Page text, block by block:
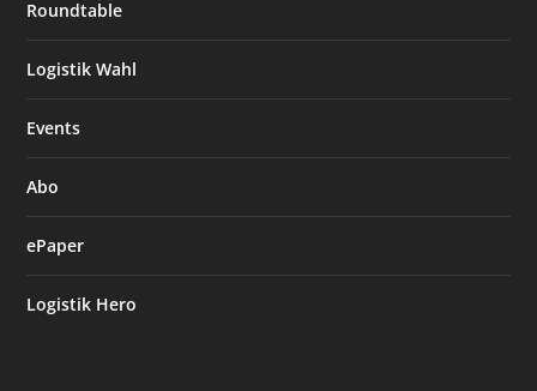
Roundtable
Logistik Wahl
Events
Abo
ePaper
Logistik Hero